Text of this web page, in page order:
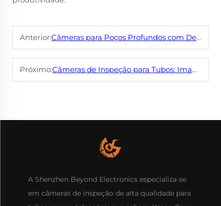
Anterior:Câmeras para Poços Profundos com Design à Prova d'Água: Trabalhando em Ambientes de Poço
Próximo:Câmeras de Inspeção para Tubos: Imagens Claras do Interior dos Tubos
A Shenzhen Beyond Electronics especializa-se
em câmeras de inspeção de alta qualidade para